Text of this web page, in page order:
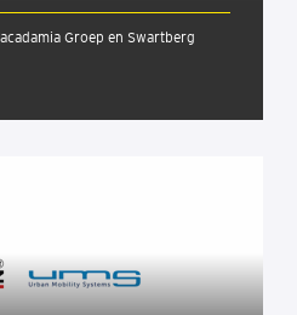
Groep en Swartberg